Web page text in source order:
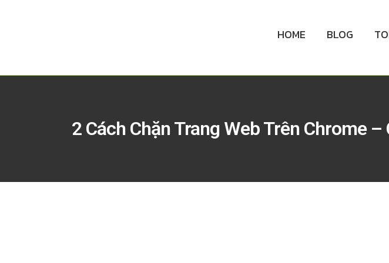
HOME BLOG
2 Cách Chặn Trang Web Trên Chrome